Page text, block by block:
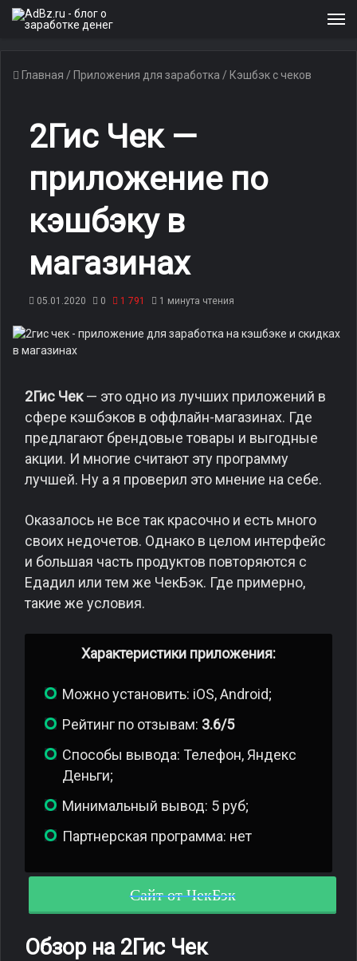
Главная / Приложения для заработка / Кэшбэк с чеков
2Гис Чек —
приложение по
кэшбэку в
магазинах
05.01.2020 0 1 791 1 минута чтения
2Гис Чек— это одно из лучших приложений в
сфере кэшбэков в оффлайн-магазинах. Где
предлагают брендовые товары и выгодные
акции. И многие считают эту программу
лучшей. Ну а я проверил это мнение на себе.
Оказалось не все так красочно и есть много
своих недочетов. Однако в целом интерфейс
и большая часть продуктов повторяются с
Едадил или тем же ЧекБэк. Где примерно,
такие же условия.
Характеристики приложения:
Можно установить: iOS, Android;
Рейтинг по отзывам: 3.6/5
Способы вывода: Телефон, Яндекс
Деньги;
Минимальный вывод: 5 руб;
Партнерская программа: нет
Сайт от ЧекБэк
Обзор на 2Гис Чек